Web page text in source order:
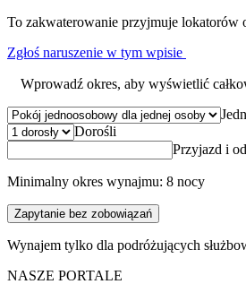
To zakwaterowanie przyjmuje lokatorów
Zgłoś naruszenie w tym wpisie
Wprowadź okres, aby wyświetlić
Dorośli
Przyjazd i
Minimalny okres wynajmu: 8 nocy
Zapytanie bez zobowiązań
Wynajem tylko dla podróżujących
NASZE PORTALE